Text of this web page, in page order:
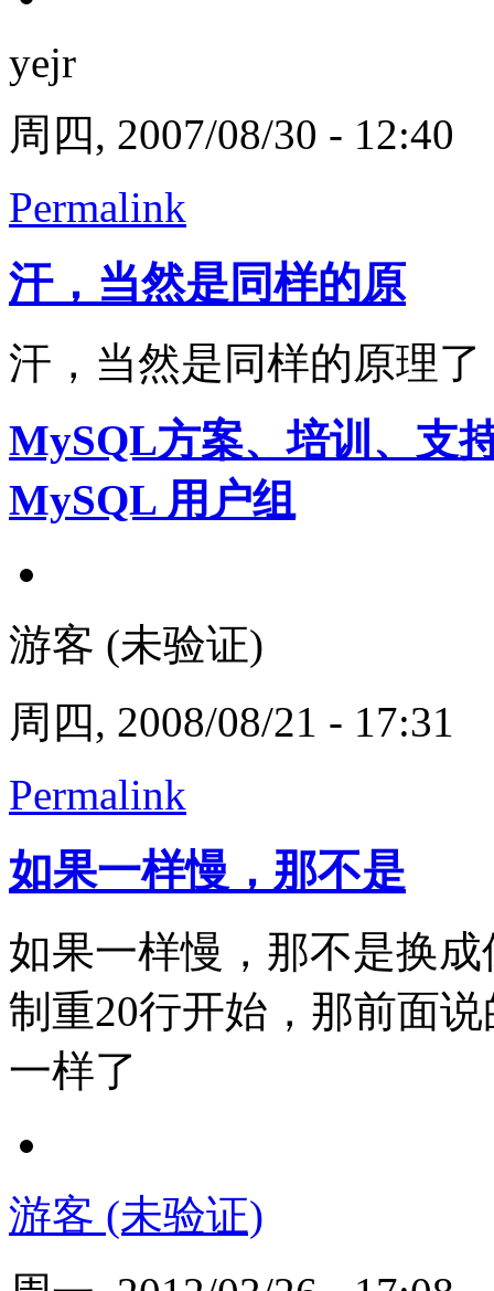
yejr
周四, 2007/08/30 - 12:40
Permalink
汗，当然是同样的原
汗，当然是同样的原理
MySQL方案、培训、支
MySQL 用户组
游客 (未验证)
周四, 2008/08/21 - 17:31
Permalink
如果一样慢，那不是
如果一样慢，那不是换
制重20行开始，那前面
一样了
游客 (未验证)